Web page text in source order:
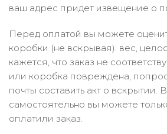
ваш адрес придет извещение о
Перед оплатой вы можете
коробки (не вскрывая): вес,
кажется, что заказ не
или коробка повреждена,
почты составить акт о вскрытии.
самостоятельно вы можете
оплатили заказ.